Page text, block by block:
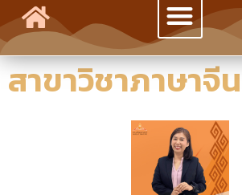
สาขาวิชาภาษาจีน